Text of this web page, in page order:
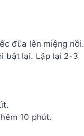
đũa lên miệng nồi.
bật lại. Lặp lại 2-3